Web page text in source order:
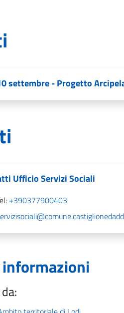
settembre - Progetto
Ufficio Servizi Sociali
+390377900403